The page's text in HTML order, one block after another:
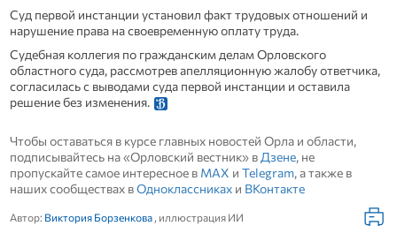
Суд первой инстанции установил факт трудовых отношений и
нарушение права на своевременную оплату труда.
Судебная коллегия по гражданским делам Орловского
областного суда, рассмотрев апелляционную жалобу ответчика,
согласилась с выводами суда первой инстанции и оставила
решение без изменения.
Чтобы оставаться в курсе главных новостей Орла и области,
подписывайтесь на «Орловский вестник» в Дзене, не
пропускайте самое интересное в MAX и Telegram, а также в
наших сообществах вОдноклассникахи ВКонтакте
Автор: Виктория Борзенкова, иллюстрация ИИ